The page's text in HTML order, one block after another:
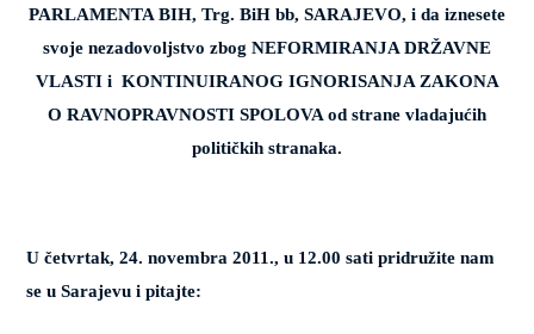
PARLAMENTA BIH, Trg. BiH bb, SARAJEVO, i da iznesete
svoje nezadovoljstvo zbog NEFORMIRANJA DRŽAVNE
VLASTI i KONTINUIRANOG IGNORISANJA ZAKONA
O RAVNOPRAVNOSTI SPOLOVA od strane vladajućih
političkih stranaka.
U četvrtak, 24. novembra 2011., u 12.00 sati pridružite nam
se u Sarajevu i pitajte: